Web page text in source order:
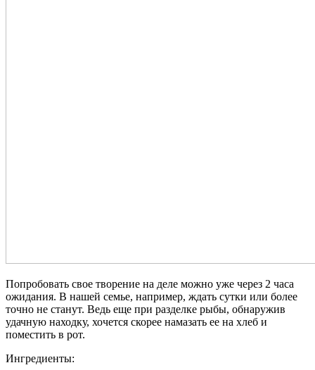
Попробовать свое творение на деле можно уже через 2 часа
ожидания. В нашей семье, например, ждать сутки или более
точно не станут. Ведь еще при разделке рыбы, обнаружив
удачную находку, хочется скорее намазать ее на хлеб и
поместить в рот.
Ингредиенты: